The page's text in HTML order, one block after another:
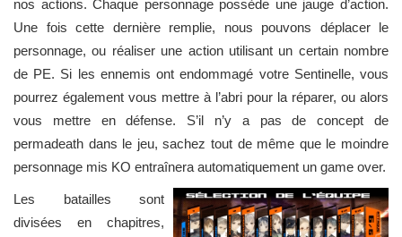
nos actions. Chaque personnage possède une jauge d’action.
Une fois cette dernière remplie, nous pouvons déplacer le
personnage, ou réaliser une action utilisant un certain nombre
de PE. Si les ennemis ont endommagé votre Sentinelle, vous
pourrez également vous mettre à l’abri pour la réparer, ou alors
vous mettre en défense. S’il n’y a pas de concept de
permadeath dans le jeu, sachez tout de même que le moindre
personnage mis KO entraînera automatiquement un game over.
Les batailles sont
divisées en chapitres,